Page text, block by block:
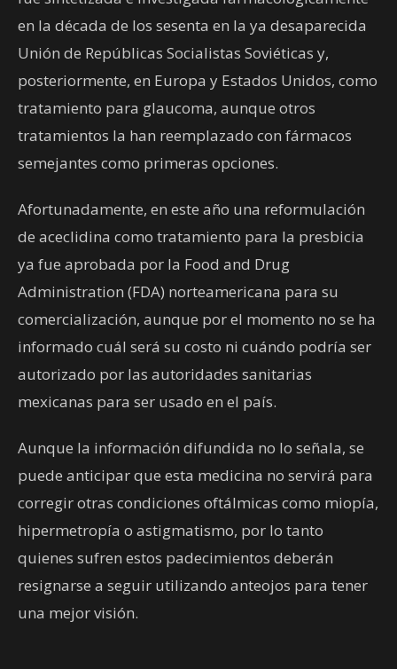
en la década de los sesenta en la ya desaparecida
Unión de Repúblicas Socialistas Soviéticas y,
posteriormente, en Europa y Estados Unidos, como
tratamiento para glaucoma, aunque otros
tratamientos la han reemplazado con fármacos
semejantes como primeras opciones.
Afortunadamente, en este año una reformulación
de aceclidina como tratamiento para la presbicia
ya fue aprobada por la Food and Drug
Administration (FDA) norteamericana para su
comercialización, aunque por el momento no se ha
informado cuál será su costo ni cuándo podría ser
autorizado por las autoridades sanitarias
mexicanas para ser usado en el país.
Aunque la información difundida no lo señala, se
puede anticipar que esta medicina no servirá para
corregir otras condiciones oftálmicas como miopía,
hipermetropía o astigmatismo, por lo tanto
quienes sufren estos padecimientos deberán
resignarse a seguir utilizando anteojos para tener
una mejor visión.